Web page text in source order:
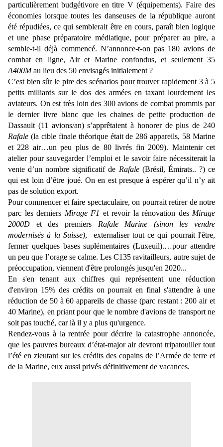
particulièrement budgétivore en titre V (équipements). Faire des
économies lorsque toutes les danseuses de la république auront
été répudiées, ce qui semblerait être en cours, paraît bien logique
et une phase préparatoire médiatique, pour préparer au pire, a
semble-t-il déjà commencé. N’annonce-t-on pas 180 avions de
combat en ligne, Air et Marine confondus, et seulement 35
A400Mau lieu des 50 envisagés initialement ?
C’est bien sûr le pire des scénarios pour trouver rapidement 3 à 5
petits milliards sur le dos des armées en taxant lourdement les
aviateurs. On est très loin des 300 avions de combat prommis par
le dernier livre blanc que les chaines de petite production de
Dassault (11 avions/an) s’apprêtaient à honorer de plus de 240
Rafale (la cible finale théorique était de 286 appareils, 58 Marine
et 228 air…un peu plus de 80 livrés fin 2009). Maintenir cet
atelier pour sauvegarder l’emploi et le savoir faire nécessiterait la
vente d’un nombre significatif de Rafale(Brésil, Émirats.. ?) ce
qui est loin d’être joué. On en est presque à espérer qu’il n’y ait
pas de solution export.
Pour commencer et faire spectaculaire, on pourrait retirer de notre
parc les derniers Mirage F1 et revoir la rénovation des Mirage
2000D et des premiers Rafale Marine (sinon les vendre
modernisés à la Suisse), externaliser tout ce qui pourrait l'être,
fermer quelques bases suplémentaires (Luxeuil).…pour attendre
un peu que l’orage se calme. Les C135 ravitailleurs, autre sujet de
préoccupation, viennent d'être prolongés jusqu'en 2020...
En s'en tenant aux chiffres qui représentent une réduction
d'environ 15% des crédits on pourrait en final s'attendre à une
réduction de 50 à 60 appareils de chasse (parc restant : 200 air et
40 Marine), en priant pour que le nombre d'avions de transport ne
soit pas touché, car là il y a plus qu'urgence.
Rendez-vous à la rentrée pour décrire la catastrophe annoncée,
que les pauvres bureaux d’état-major air devront tripatouiller tout
l’été en zieutant sur les crédits des copains de l’Armée de terre et
de la Marine, eux aussi privés définitivement de vacances.